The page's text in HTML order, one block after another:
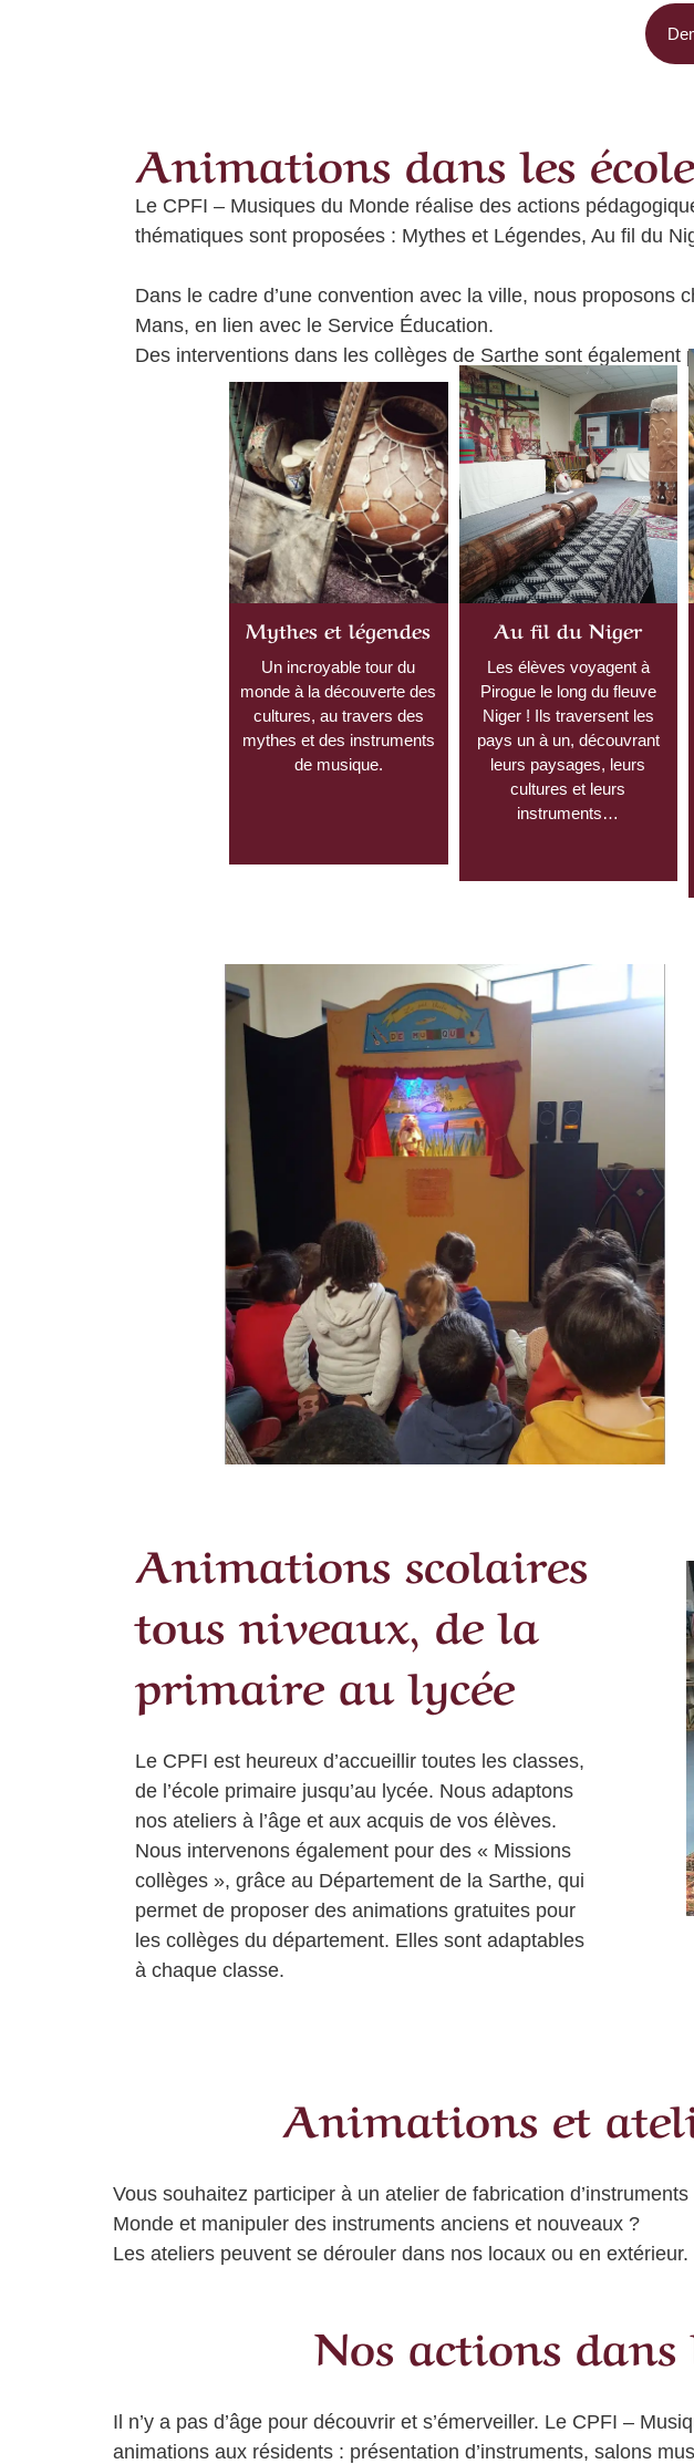
Animations dans les
Le CPFI – Musiques du Monde réalise des actions
thématiques sont proposées : Mythes et Légendes, Au fil du
Dans le cadre d’une convention avec la ville, nous
Mans, en lien avec le Service Éducation.
Des interventions dans les collèges de Sarthe sont
Mythes et légendes
Un incroyable tour du
monde à la découverte des
cultures, au travers des
mythes et des instruments
de musique.
Au fil du Niger
Les élèves voyagent à
Pirogue le long du fleuve
Niger ! Ils traversent les
pays un à un, découvrant
leurs paysages, leurs
cultures et leurs
instruments…
Animations scolaires
tous niveaux, de la
primaire au lycée
Le CPFI est heureux d’accueillir toutes les classes,
de l’école primaire jusqu’au lycée. Nous adaptons
nos ateliers à l’âge et aux acquis de vos élèves.
Nous intervenons également pour des « Missions
collèges », grâce au Département de la Sarthe, qui
permet de proposer des animations gratuites pour
les collèges du département. Elles sont adaptables
à chaque classe.
Animations et
Vous souhaitez participer à un atelier de fabrication
Monde et manipuler des instruments anciens et nouveaux ?
Les ateliers peuvent se dérouler dans nos locaux ou en extérieur.
Nos actions
Il n’y a pas d’âge pour découvrir et s’émerveiller. Le CPFI –
animations aux résidents : présentation d’instruments, salons